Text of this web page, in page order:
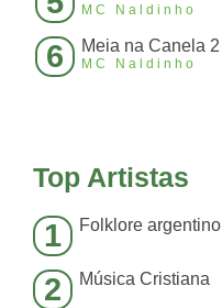
MC Naldinho
6 Meia na Canela 2
MC Naldinho
Top Artistas
1 Folklore argentino
2 Música Cristiana